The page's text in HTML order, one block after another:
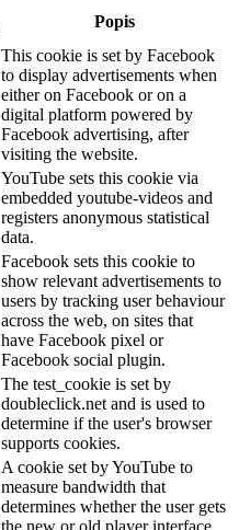
Popis
This cookie is set by Facebook
to display advertisements when
either on Facebook or on a
digital platform powered by
Facebook advertising, after
visiting the website.
YouTube sets this cookie via
embedded youtube-videos and
registers anonymous statistical
data.
Facebook sets this cookie to
show relevant advertisements to
users by tracking user behaviour
across the web, on sites that
have Facebook pixel or
Facebook social plugin.
The test_cookie is set by
doubleclick.net and is used to
determine if the user's browser
supports cookies.
A cookie set by YouTube to
measure bandwidth that
determines whether the user gets
the new or old player interface.